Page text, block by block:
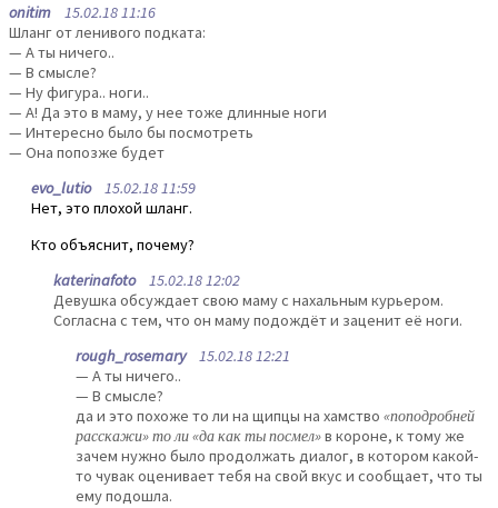
onitim 15.02.18 11:16
Шланг от ленивого подката:
— А ты ничего..
— В смысле?
— Ну фигура.. ноги..
— А! Да это в маму, у нее тоже длинные ноги
— Интересно было бы посмотреть
— Она попозже будет
evo_lutio15.02.18 11:59
Нет, это плохой шланг.
Кто объяснит, почему?
katerinafoto15.02.18 12:02
Девушка обсуждает свою маму с нахальным курьером.
Согласна с тем, что он маму подождёт и заценит её ноги.
rough_rosemary15.02.18 12:21
— А ты ничего..
— В смысле?
да и это похоже то ли на щипцы на хамство «поподробней
расскажи» то ли «да как ты посмел»в короне, к тому же
зачем нужно было продолжать диалог, в котором какой-
то чувак оценивает тебя на свой вкус и сообщает, что ты
ему подошла.